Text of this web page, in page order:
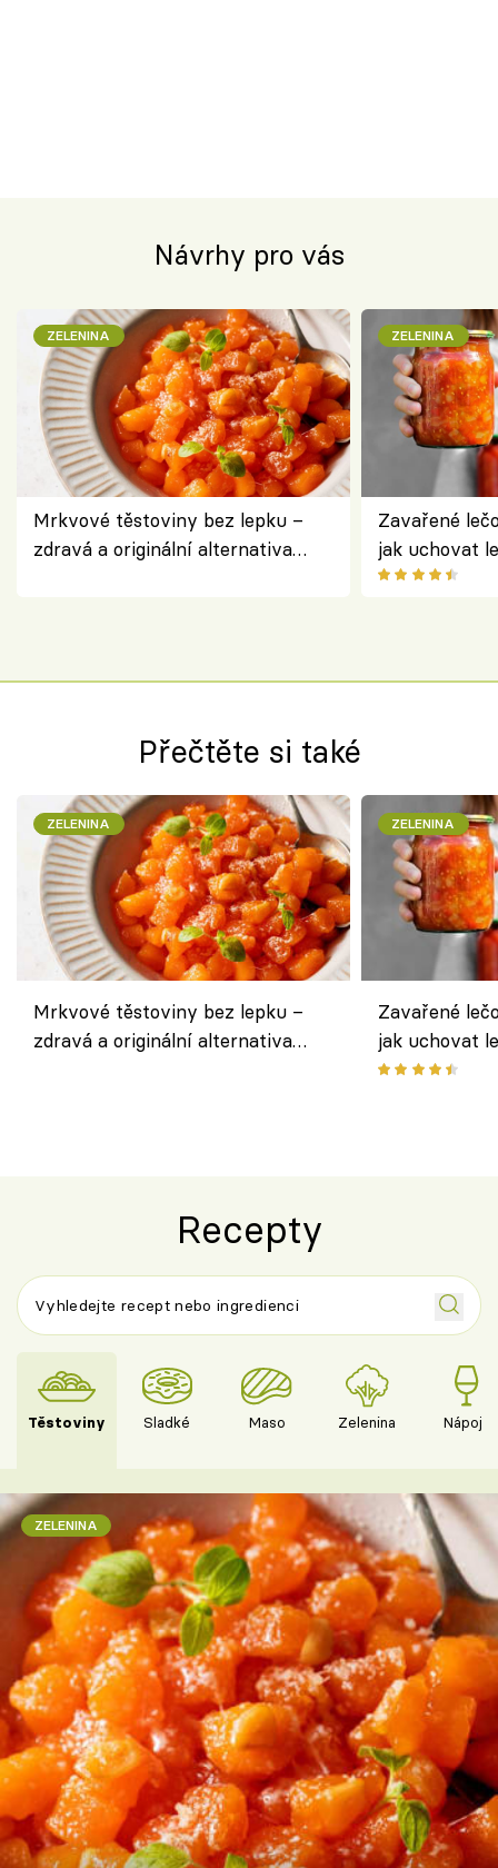
Návrhy pro vás
ZELENINA
Mrkvové těstoviny bez lepku –
zdravá a originální alternativa
ZELENINA
Zavařené
jak uchovat
Přečtěte si také
ZELENINA
Mrkvové těstoviny bez lepku –
zdravá a originální alternativa
ZELENINA
Zavařené
jak uchovat
Recepty
Těstoviny Sladké Maso Zelenina Nápoje
ZELENINA